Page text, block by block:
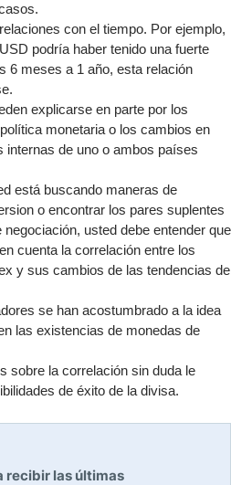
con el tiempo. Por ejemplo,
podría haber tenido una fuerte
6 meses a 1 año, esta relación
explicarse en parte por los
monetaria o los cambios en
de uno o ambos países
está buscando maneras de
o encontrar los pares suplentes
usted debe entender que
cuenta la correlación entre los
y sus cambios de las tendencias de
se han acostumbrado a la idea
las existencias de monedas de
sobre la correlación sin duda le
de éxito de la divisa.
recibir las últimas